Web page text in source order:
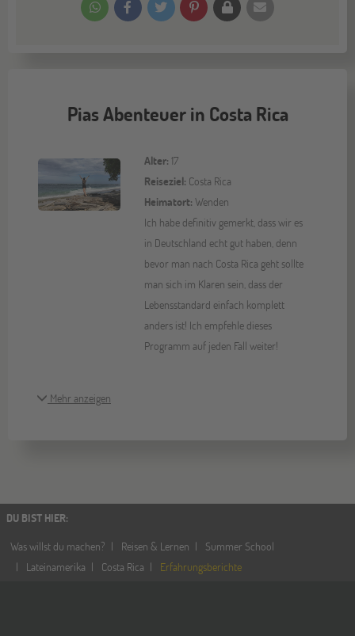
Pias Abenteuer in Costa Rica
Alter: 17
Reiseziel: Costa Rica
Heimatort: Wenden
Ich habe definitiv gemerkt, dass wir es
in Deutschland echt gut haben, denn
bevor man nach Costa Rica geht sollte
man sich im Klaren sein, dass der
Lebensstandard einfach komplett
anders ist! Ich empfehle dieses
Programm auf jeden Fall weiter!
Mehr anzeigen
DU BIST HIER:
Was willst du machen?
Reisen & Lernen
Summer School
Lateinamerika
Costa Rica Erfahrungsberichte